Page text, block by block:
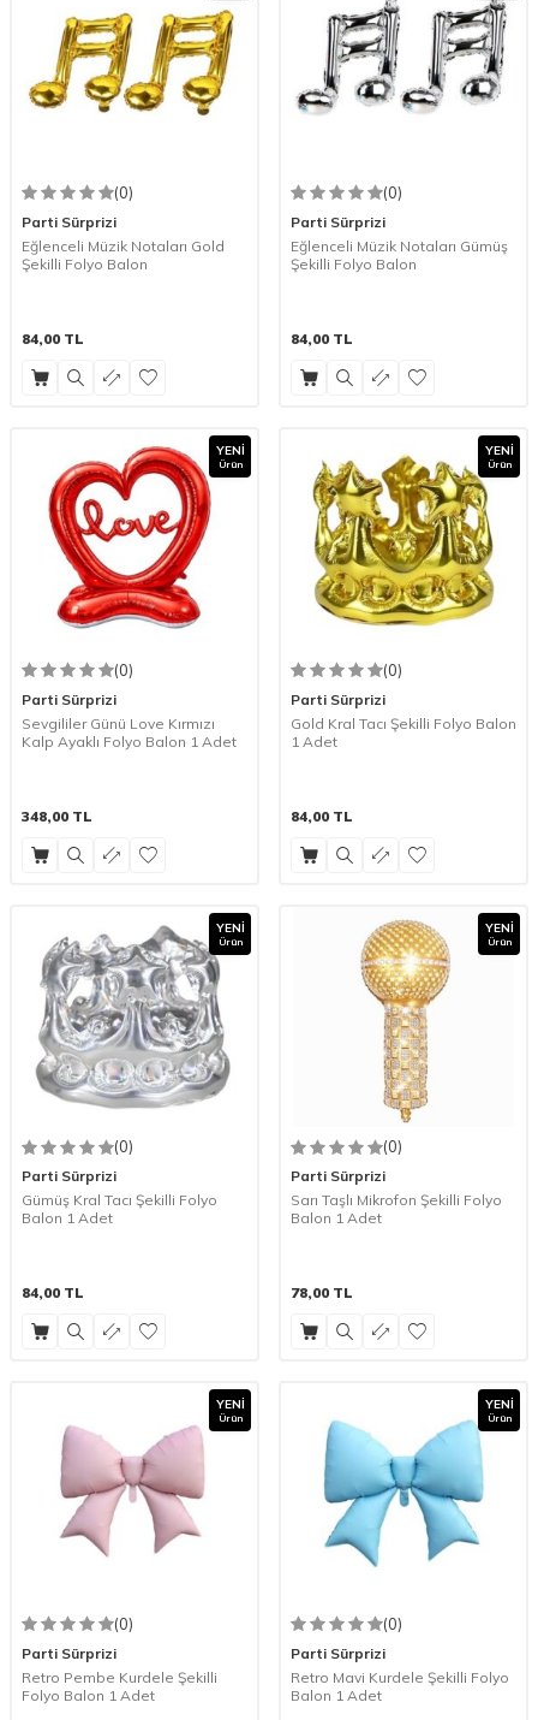
(0)
Parti Sürprizi
Eğlenceli Müzik Notaları Gold
Şekilli Folyo Balon
84,00 TL
(0)
Parti Sürprizi
Eğlenceli Müzik Notaları Gümüş
Şekilli Folyo Balon
84,00 TL
YENI
Ürün
(0)
Parti Sürprizi
Sevgililer Günü Love Kırmızı
Kalp Ayaklı Folyo Balon 1 Adet
348,00 TL
YENI
Ürün
(0)
Parti Sürprizi
Gold Kral Tacı Şekilli Folyo Balon
1 Adet
84,00 TL
YENI
Ürün
(0)
Parti Sürprizi
Gümüş Kral Tacı Şekilli Folyo
Balon 1 Adet
84,00 TL
YENI
Ürün
(0)
Parti Sürprizi
Sarı Taşlı Mikrofon Şekilli Folyo
Balon 1 Adet
78,00 TL
YENI
Ürün
(0)
Parti Sürprizi
Retro Pembe Kurdele Şekilli
Folyo Balon 1 Adet
YENI
Ürün
(0)
Parti Sürprizi
Retro Mavi Kurdele Şekilli Folyo
Balon 1 Adet